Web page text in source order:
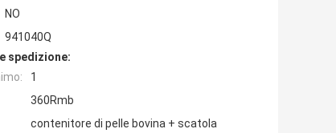
NO
941040Q
spedizione:
1
360Rmb
contenitore di pelle bovina + scatola